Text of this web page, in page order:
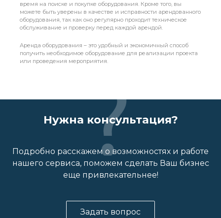
время на поиске и покупке оборудования. Кроме того, вы
можете быть уверены в качестве и исправности арендованного
оборудования, так как оно регулярно проходит техническое
обслуживание и проверку перед каждой арендой.
Аренда оборудования – это удобный и экономичный способ
получить необходимое оборудование для реализации проекта
или проведения мероприятия.
Нужна консультация?
Подробно расскажем о возможностях и работе
нашего сервиса, поможем сделать Ваш бизнес
еще привлекательнее!
Задать вопрос